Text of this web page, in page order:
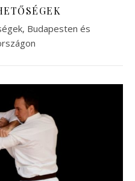
Budapesten és